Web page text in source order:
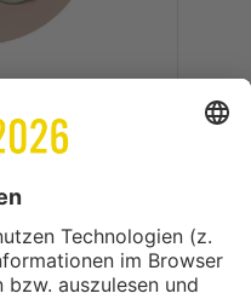
me
online.de